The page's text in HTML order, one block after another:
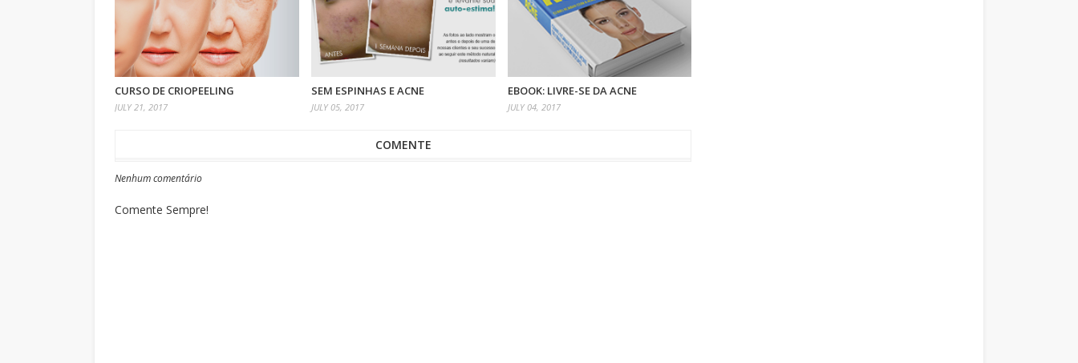
CURSO DE CRIOPEELING
JULY 21, 2017
SEM ESPINHAS E ACNE
JULY 05, 2017
EBOOK: LIVRE-SE DA ACNE
JULY 04, 2017
COMENTE
Nenhum comentário
Comente Sempre!